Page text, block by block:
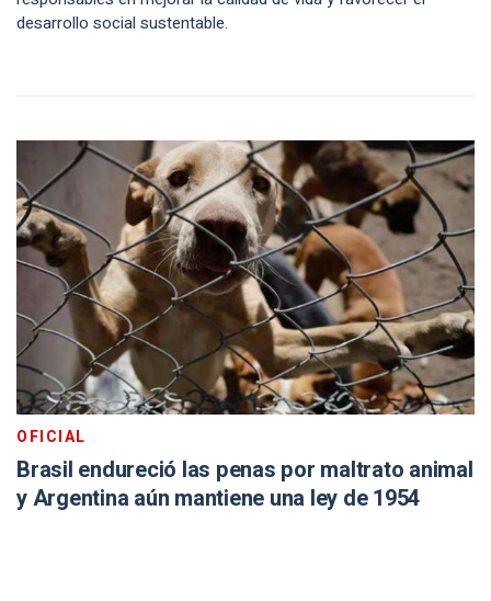
desarrollo social sustentable.
OFICIAL
Brasil endureció las penas por maltrato animal
y Argentina aún mantiene una ley de 1954